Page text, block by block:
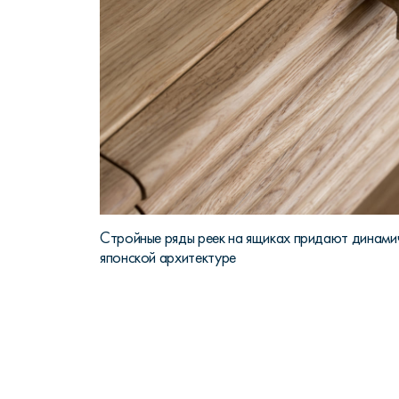
Стройные ряды реек на ящиках придают
японской архитектуре